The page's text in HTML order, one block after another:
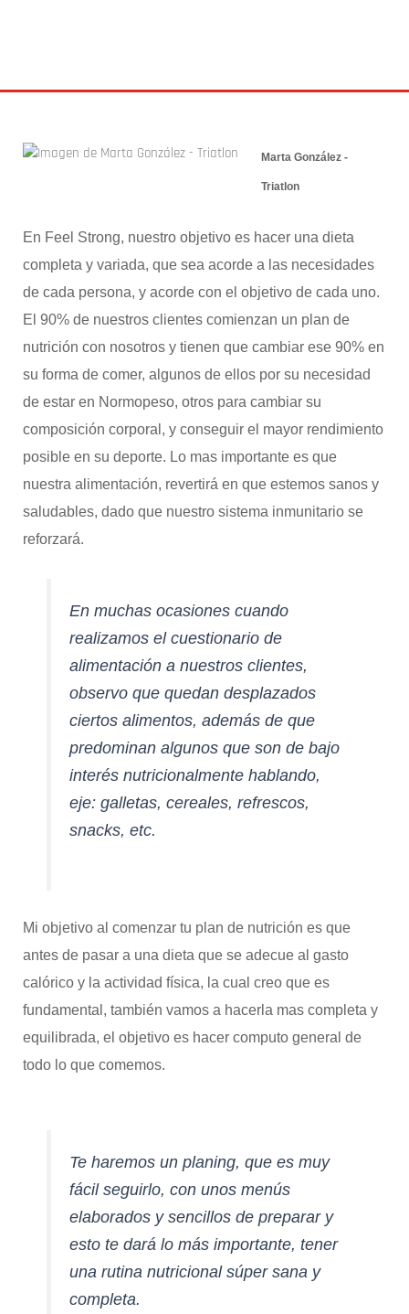
Marta González -
Triatlon
En Feel Strong, nuestro objetivo es hacer una dieta
completa y variada, que sea acorde a las necesidades
de cada persona, y acorde con el objetivo de cada uno.
El 90% de nuestros clientes comienzan un plan de
nutrición con nosotros y tienen que cambiar ese 90% en
su forma de comer, algunos de ellos por su necesidad
de estar en Normopeso, otros para cambiar su
composición corporal, y conseguir el mayor rendimiento
posible en su deporte. Lo mas importante es que
nuestra alimentación, revertirá en que estemos sanos y
saludables, dado que nuestro sistema inmunitario se
reforzará.
En muchas ocasiones cuando
realizamos el cuestionario de
alimentación a nuestros clientes,
observo que quedan desplazados
ciertos alimentos, además de que
predominan algunos que son de bajo
interés nutricionalmente hablando,
eje: galletas, cereales, refrescos,
snacks, etc.
Mi objetivo al comenzar tu plan de nutrición es que
antes de pasar a una dieta que se adecue al gasto
calórico y la actividad física, la cual creo que es
fundamental, también vamos a hacerla mas completa y
equilibrada, el objetivo es hacer computo general de
todo lo que comemos.
Te haremos un planing, que es muy
fácil seguirlo, con unos menús
elaborados y sencillos de preparar y
esto te dará lo más importante, tener
una rutina nutricional súper sana y
completa.